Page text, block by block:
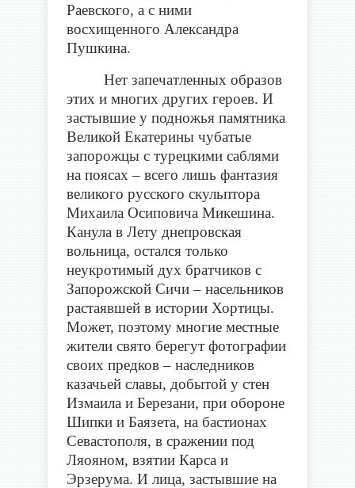
Раевского, а с ними
восхищенного Александра
Пушкина.
Нет запечатленных образов
этих и многих других героев. И
застывшие у подножья памятника
Великой Екатерины чубатые
запорожцы с турецкими саблями
на поясах – всего лишь фантазия
великого русского скульптора
Михаила Осиповича Микешина.
Канула в Лету днепровская
вольница, остался только
неукротимый дух братчиков с
Запорожской Сичи – насельников
растаявшей в истории Хортицы.
Может, поэтому многие местные
жители свято берегут фотографии
своих предков – наследников
казачьей славы, добытой у стен
Измаила и Березани, при обороне
Шипки и Баязета, на бастионах
Севастополя, в сражении под
Ляояном, взятии Карса и
Эрзерума. И лица, застывшие на